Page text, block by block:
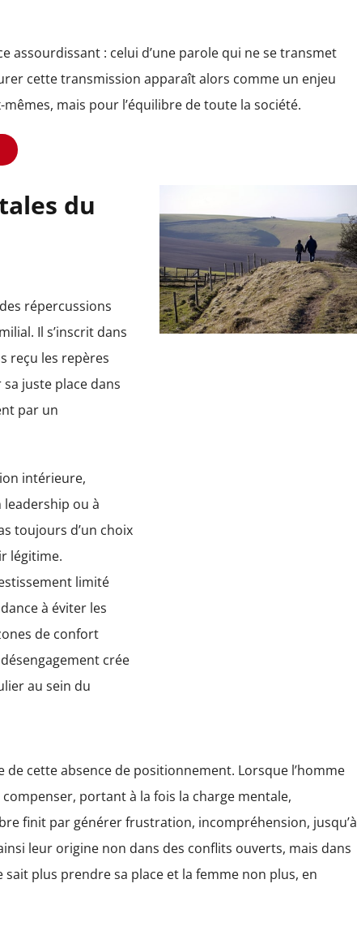
assourdissant : celui d’une parole qui ne se transmet
cette transmission apparaît alors comme un enjeu
mais pour l’équilibre de toute la société.
du
répercussions
Il s’inscrit dans
reçu les repères
juste place dans
par un
intérieure,
ou à
toujours d’un choix
légitime.
limité
à éviter les
de confort
crée
au sein du
cette absence de positionnement. Lorsque l’homme
portant à la fois la charge mentale,
finit par générer frustration, incompréhension, jusqu’à
leur origine non dans des conflits ouverts, mais dans
plus prendre sa place et la femme non plus, en